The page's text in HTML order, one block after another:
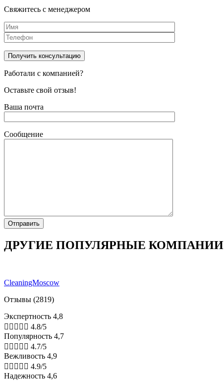
Свяжитесь с менеджером
Работали с компанией?
Оставьте свой отзыв!
Ваша почта
Сообщение
ДРУГИЕ ПОПУЛЯРНЫЕ КОМПАНИИ
CleaningMoscow
Отзывы (2819)
Экспертность 4,8
     4.8/5
Популярность 4,7
     4.7/5
Вежливость 4,9
     4.9/5
Надежность 4,6